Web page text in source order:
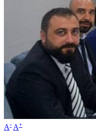
A- A+